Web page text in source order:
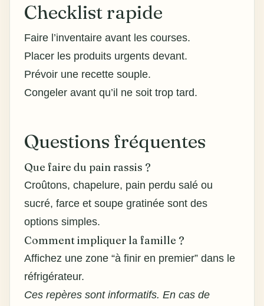
Checklist rapide
Faire l’inventaire avant les courses.
Placer les produits urgents devant.
Prévoir une recette souple.
Congeler avant qu’il ne soit trop tard.
Questions fréquentes
Que faire du pain rassis ?
Croûtons, chapelure, pain perdu salé ou
sucré, farce et soupe gratinée sont des
options simples.
Comment impliquer la famille ?
Affichez une zone “à finir en premier” dans le
réfrigérateur.
Ces repères sont informatifs. En cas de